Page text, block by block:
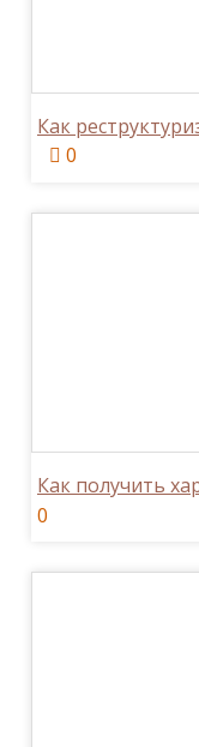
Как
0
Как получить
0